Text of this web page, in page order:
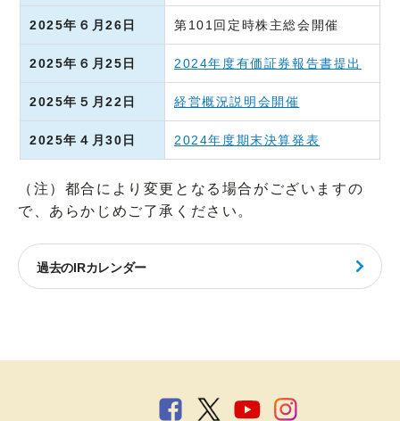
2025年６月26日 第101回定時株主総会開催
2025年６月25日 2024年度有価証券報告書提出
2025年５月22日 経営概況説明会開催
2025年４月30日 2024年度期末決算発表
（注）都合により変更となる場合がございますの
で、あらかじめご了承ください。
過去のIRカレンダー